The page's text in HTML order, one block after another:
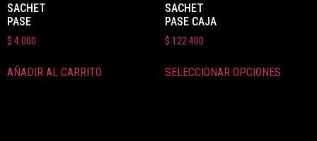
SACHET
PASE
$ 4.000
AÑADIR AL CARRITO
SACHET
PASE CAJA
$ 122.400
SELECCIONAR OPCIONES